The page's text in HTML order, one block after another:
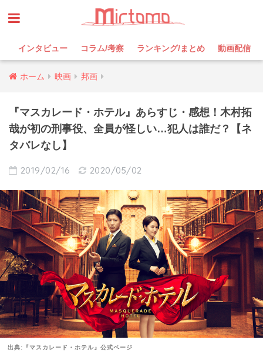
インタビュー コラム/考察 ランキング/まとめ 動画配信
ホーム 映画 邦画
『マスカレード・ホテル』あらすじ・感想！木村拓
哉が初の刑事役、全員が怪しい…犯人は誰だ？【ネ
タバレなし】
2019/02/16 2020/05/02
出典:『マスカレード・ホテル』公式ページ